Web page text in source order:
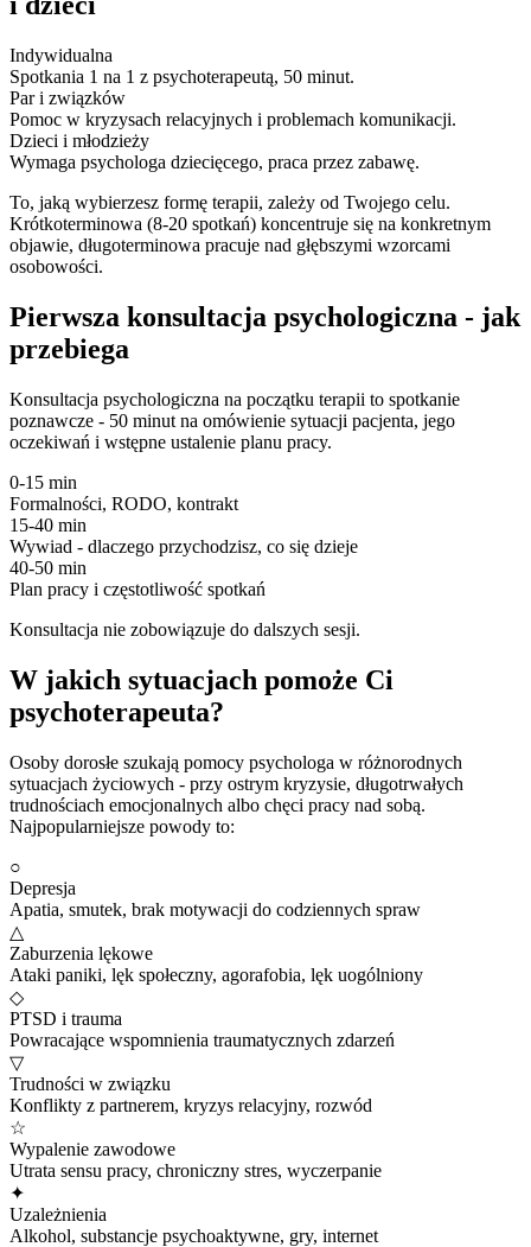
Indywidualna
Spotkania 1 na 1 z psychoterapeutą, 50 minut.
Par i związków
Pomoc w kryzysach relacyjnych i problemach komunikacji.
Dzieci i młodzieży
Wymaga psychologa dziecięcego, praca przez zabawę.
To, jaką wybierzesz formę terapii, zależy od Twojego celu.
Krótkoterminowa (8-20 spotkań) koncentruje się na konkretnym
objawie, długoterminowa pracuje nad głębszymi wzorcami
osobowości.
Pierwsza konsultacja psychologiczna - jak
przebiega
Konsultacja psychologiczna na początku terapii to spotkanie
poznawcze - 50 minut na omówienie sytuacji pacjenta, jego
oczekiwań i wstępne ustalenie planu pracy.
0-15 min
Formalności, RODO, kontrakt
15-40 min
Wywiad - dlaczego przychodzisz, co się dzieje
40-50 min
Plan pracy i częstotliwość spotkań
Konsultacja nie zobowiązuje do dalszych sesji.
W jakich sytuacjach pomoże Ci
psychoterapeuta?
Osoby dorosłe szukają pomocy psychologa w różnorodnych
sytuacjach życiowych - przy ostrym kryzysie, długotrwałych
trudnościach emocjonalnych albo chęci pracy nad sobą.
Najpopularniejsze powody to:
○
Depresja
Apatia, smutek, brak motywacji do codziennych spraw
△
Zaburzenia lękowe
Ataki paniki, lęk społeczny, agorafobia, lęk uogólniony
◇
PTSD i trauma
Powracające wspomnienia traumatycznych zdarzeń
▽
Trudności w związku
Konflikty z partnerem, kryzys relacyjny, rozwód
☆
Wypalenie zawodowe
Utrata sensu pracy, chroniczny stres, wyczerpanie
✦
Uzależnienia
Alkohol, substancje psychoaktywne, gry, internet